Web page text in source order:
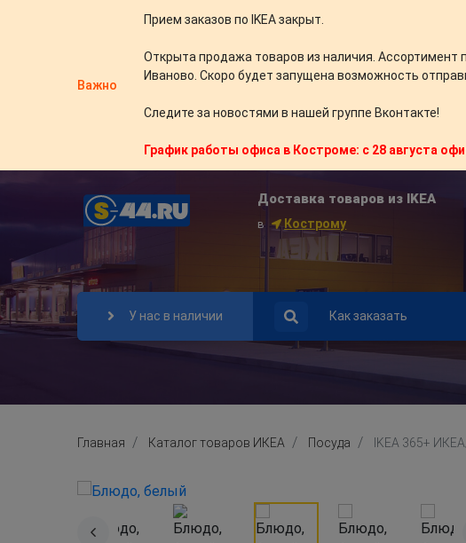
Важно
Прием заказов по IKEA закрыт.
Открыта продажа товаров из наличия. Ассортимент
Иваново. Скоро будет запущена возможность
Следите за новостями в нашей группе Вконтакте!
График работы офиса в Костроме: с 28 августа
Доставка товаров из IKEA
в Кострому
У нас в наличии Как заказать
Главная Каталог товаров ИКЕА Посуда IKEA 365+